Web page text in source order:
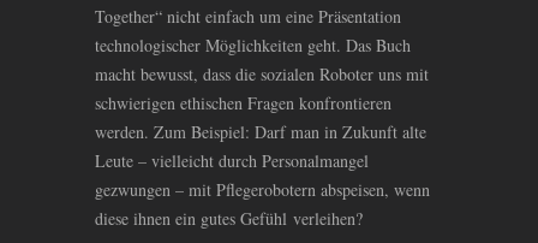
Together“ nicht einfach um eine Präsentation
technologischer Möglichkeiten geht. Das Buch
macht bewusst, dass die sozialen Roboter uns mit
schwierigen ethischen Fragen konfrontieren
werden. Zum Beispiel: Darf man in Zukunft alte
Leute – vielleicht durch Personalmangel
gezwungen – mit Pflegerobotern abspeisen, wenn
diese ihnen ein gutes Gefühl verleihen?